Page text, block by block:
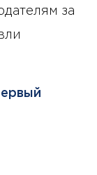
за